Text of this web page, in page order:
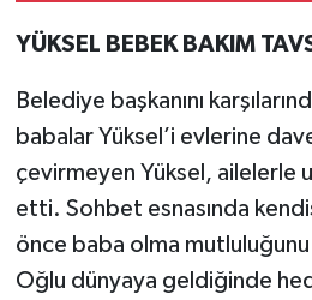
YÜKSEL BEBEK BAKIM
Belediye başkanını
babalar Yüksel’i evlerine
çevirmeyen Yüksel, ailelerle
etti. Sohbet esnasında
önce baba olma mutluluğunu
Oğlu dünyaya geldiğinde